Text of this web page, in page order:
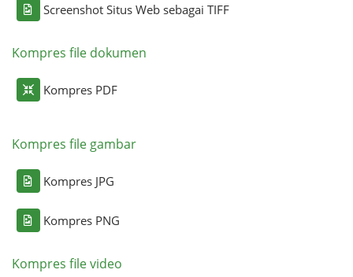
Screenshot Situs Web sebagai TIFF
Kompres file dokumen
Kompres PDF
Kompres file gambar
Kompres JPG
Kompres PNG
Kompres file video